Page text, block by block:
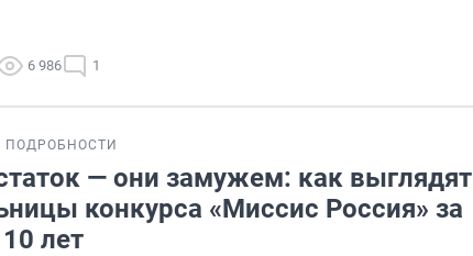
6 986 1
ПОДРОБНОСТИ
— они замужем: как выглядят
конкурса «Миссис Россия» за
лет